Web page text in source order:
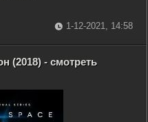
1-12-2021, 14:58
(2018) - смотреть